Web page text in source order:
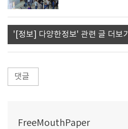
'[정보] 다양한정보' 관련 글 더보기
댓글
FreeMouthPaper